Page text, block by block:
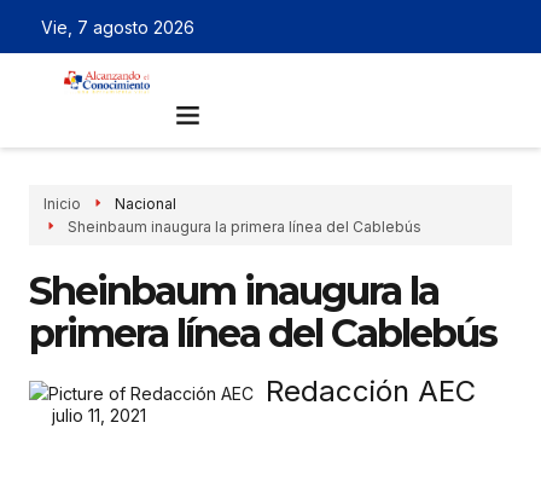
Vie, 7 agosto 2026
Inicio
Nacional
Sheinbaum inaugura la primera línea del Cablebús
Sheinbaum inaugura la
primera línea del Cablebús
Redacción AEC
julio 11, 2021